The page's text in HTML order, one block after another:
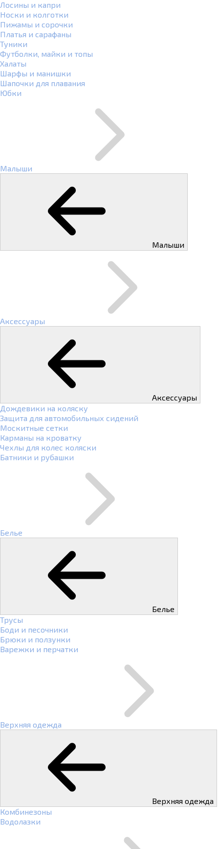
Лосины и капри
Носки и колготки
Пижамы и сорочки
Платья и сарафаны
Туники
Футболки, майки и топы
Халаты
Шарфы и манишки
Шапочки для плавания
Юбки
Малыши
Малыши
Аксессуары
Аксессуары
Дождевики на коляску
Защита для автомобильных сидений
Москитные сетки
Карманы на кроватку
Чехлы для колес коляски
Батники и рубашки
Белье
Белье
Трусы
Боди и песочники
Брюки и ползунки
Варежки и перчатки
Верхняя одежда
Верхняя одежда
Комбинезоны
Водолазки